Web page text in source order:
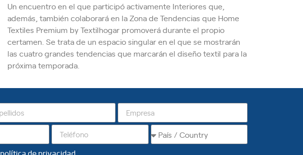
Un encuentro en el que participó activamente Interiores que,
además, también colaborará en la Zona de Tendencias que Home
Textiles Premium by Textilhogar promoverá durante el propio
certamen. Se trata de un espacio singular en el que se mostrarán
las cuatro grandes tendencias que marcarán el diseño textil para la
próxima temporada.